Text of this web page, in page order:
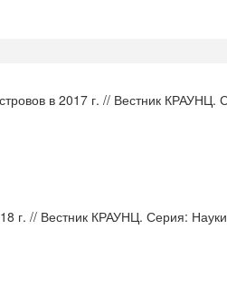
в 2017 г. // Вестник
г. // Вестник КРАУНЦ. Серия: